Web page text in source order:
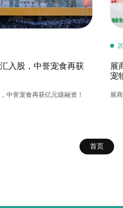
入股，中誉宠食再获
中誉宠食再获亿元级融资！
展
宠
展
首页